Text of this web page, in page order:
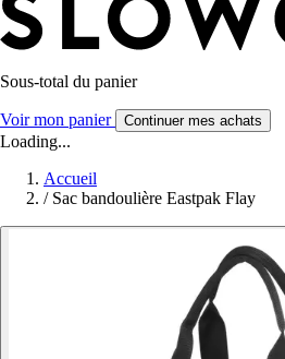
Sous-total du panier
Voir mon panier Continuer mes achats
Loading...
Accueil
/ Sac bandoulière Eastpak Flay